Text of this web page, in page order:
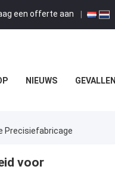
een offerte aan |
NIEUWS GEVALLEN
Precisiefabricage
voor